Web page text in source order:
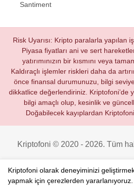
Santiment
Risk Uyarısı: Kripto paralarla yapılan
Piyasa fiyatları ani ve sert
yatırımınızın bir kısmını veya
Kaldıraçlı işlemler riskleri daha da
önce finansal durumunuzu, bilgi
dikkatlice değerlendiriniz. Kriptofoni’de
bilgi amaçlı olup, kesinlik ve
Doğabilecek kayıplardan
Kriptofoni © 2020 - 2026. Tüm
Kriptofoni olarak deneyiminizi
yapmak için çerezlerden yararlanıyoruz.